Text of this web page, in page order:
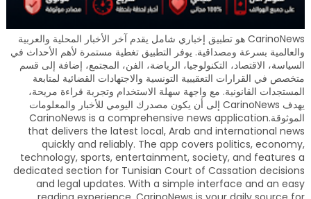
CarinoNews هو تطبيق إخباري شامل يقدم آخر الأخبار المحلية والعربية
والعالمية بسرعة ومصداقية. يوفر التطبيق تغطية مستمرة لأهم الأحداث في
السياسة، الاقتصاد، التكنولوجيا، الرياضة، الفن، المجتمع، إضافة إلى قسم
متخصص في القرارات التعقيبية التونسية والاجتهادات القضائية لمتابعة
المستجدات القانونية. مع واجهة سهلة الاستخدام وتجربة قراءة مريحة،
يهدف CarinoNews إلى أن يكون مصدرك اليومي للأخبار والمعلومات
الموثوقة.CarinoNews is a comprehensive news application
that delivers the latest local, Arab and international news
quickly and reliably. The app covers politics, economy,
technology, sports, entertainment, society, and features a
dedicated section for Tunisian Court of Cassation decisions
and legal updates. With a simple interface and an easy